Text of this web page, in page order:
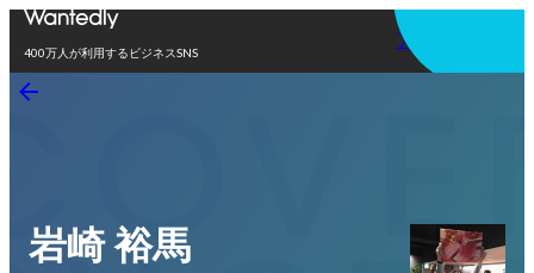
400万人が利用するビジネスSNS
アプリを使う
岩崎 裕馬